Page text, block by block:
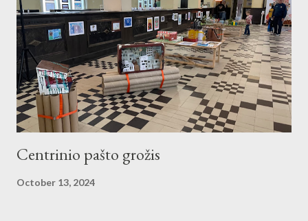
Centrinio pašto grožis
October 13, 2024